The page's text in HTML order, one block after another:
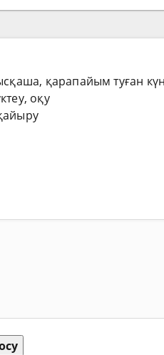
қарапайым туған
оқу